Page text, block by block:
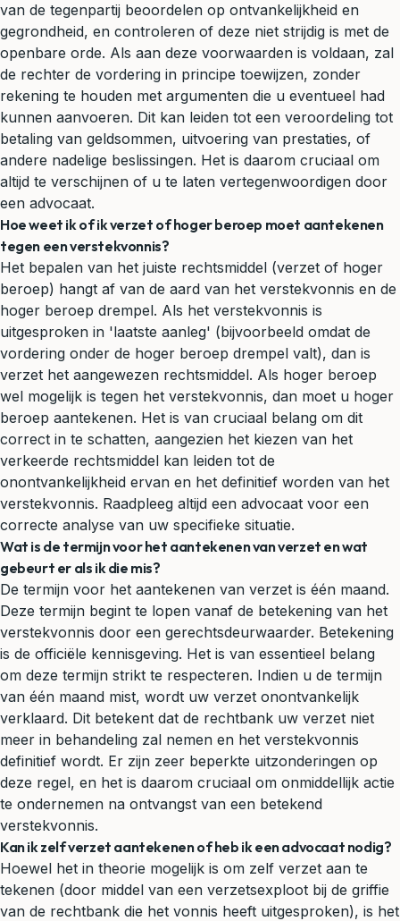
van de tegenpartij beoordelen op ontvankelijkheid en
gegrondheid, en controleren of deze niet strijdig is met de
openbare orde. Als aan deze voorwaarden is voldaan, zal
de rechter de vordering in principe toewijzen, zonder
rekening te houden met argumenten die u eventueel had
kunnen aanvoeren. Dit kan leiden tot een veroordeling tot
betaling van geldsommen, uitvoering van prestaties, of
andere nadelige beslissingen. Het is daarom cruciaal om
altijd te verschijnen of u te laten vertegenwoordigen door
een advocaat.
Hoe weet ik of ik verzet of hoger beroep moet aantekenen
tegen een verstekvonnis?
Het bepalen van het juiste rechtsmiddel (verzet of hoger
beroep) hangt af van de aard van het verstekvonnis en de
hoger beroep drempel. Als het verstekvonnis is
uitgesproken in 'laatste aanleg' (bijvoorbeeld omdat de
vordering onder de hoger beroep drempel valt), dan is
verzet het aangewezen rechtsmiddel. Als hoger beroep
wel mogelijk is tegen het verstekvonnis, dan moet u hoger
beroep aantekenen. Het is van cruciaal belang om dit
correct in te schatten, aangezien het kiezen van het
verkeerde rechtsmiddel kan leiden tot de
onontvankelijkheid ervan en het definitief worden van het
verstekvonnis. Raadpleeg altijd een advocaat voor een
correcte analyse van uw specifieke situatie.
Wat is de termijn voor het aantekenen van verzet en wat
gebeurt er als ik die mis?
De termijn voor het aantekenen van verzet is één maand.
Deze termijn begint te lopen vanaf de betekening van het
verstekvonnis door een gerechtsdeurwaarder. Betekening
is de officiële kennisgeving. Het is van essentieel belang
om deze termijn strikt te respecteren. Indien u de termijn
van één maand mist, wordt uw verzet onontvankelijk
verklaard. Dit betekent dat de rechtbank uw verzet niet
meer in behandeling zal nemen en het verstekvonnis
definitief wordt. Er zijn zeer beperkte uitzonderingen op
deze regel, en het is daarom cruciaal om onmiddellijk actie
te ondernemen na ontvangst van een betekend
verstekvonnis.
Kan ik zelf verzet aantekenen of heb ik een advocaat nodig?
Hoewel het in theorie mogelijk is om zelf verzet aan te
tekenen (door middel van een verzetsexploot bij de griffie
van de rechtbank die het vonnis heeft uitgesproken), is het